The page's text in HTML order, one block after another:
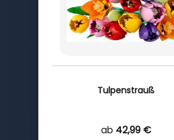
Tulpenstrauß
ab 42,99 €